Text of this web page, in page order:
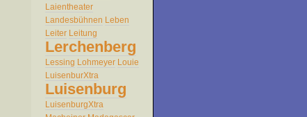
Laientheater
Landesbühnen Leben
Leiter Leitung
Lerchenberg
Lessing Lohmeyer Louie
LuisenburXtra
Luisenburg
LuisenburgXtra